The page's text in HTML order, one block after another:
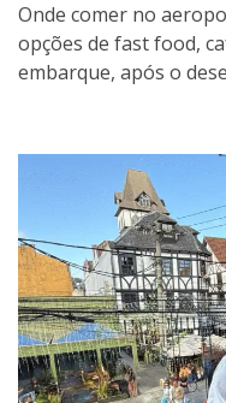
Onde comer no
opções de fast food,
embarque, após o